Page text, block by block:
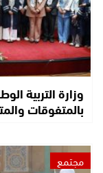
وزارة التربية
بالمتفوقات
مجتمع